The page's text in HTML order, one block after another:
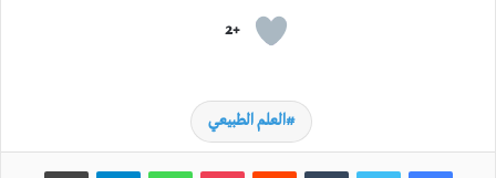
+2
العلم الطبيعي
‏Tumblr
‏Reddit بوكيت واتساب تيلقرام طباعة